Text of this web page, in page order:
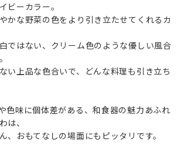
ビーカラー。
かな野菜の色をより引き立たせてくれるカ
ではない、クリーム色のような優しい風合
い上品な色合いで、どんな料理も引き立ち
色味に個体差がある、和食器の魅力あふれ
は、
、おもてなしの場面にもピッタリです。